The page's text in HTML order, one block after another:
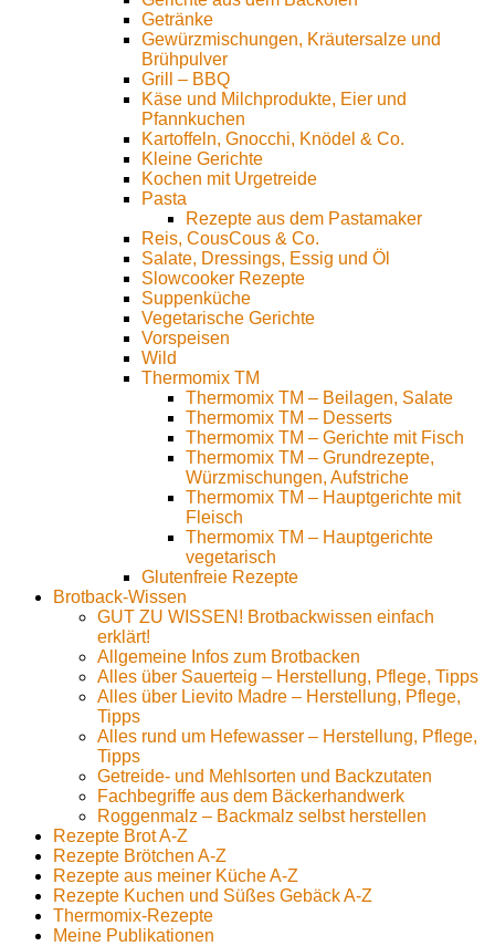
Getränke
Gewürzmischungen, Kräutersalze und
Brühpulver
Grill – BBQ
Käse und Milchprodukte, Eier und
Pfannkuchen
Kartoffeln, Gnocchi, Knödel & Co.
Kleine Gerichte
Kochen mit Urgetreide
Pasta
Rezepte aus dem Pastamaker
Reis, CousCous & Co.
Salate, Dressings, Essig und Öl
Slowcooker Rezepte
Suppenküche
Vegetarische Gerichte
Vorspeisen
Wild
Thermomix TM
Thermomix TM – Beilagen, Salate
Thermomix TM – Desserts
Thermomix TM – Gerichte mit Fisch
Thermomix TM – Grundrezepte,
Würzmischungen, Aufstriche
Thermomix TM – Hauptgerichte mit
Fleisch
Thermomix TM – Hauptgerichte
vegetarisch
Glutenfreie Rezepte
Brotback-Wissen
GUT ZU WISSEN! Brotbackwissen einfach
erklärt!
Allgemeine Infos zum Brotbacken
Alles über Sauerteig – Herstellung, Pflege, Tipps
Alles über Lievito Madre – Herstellung, Pflege,
Tipps
Alles rund um Hefewasser – Herstellung, Pflege,
Tipps
Getreide- und Mehlsorten und Backzutaten
Fachbegriffe aus dem Bäckerhandwerk
Roggenmalz – Backmalz selbst herstellen
Rezepte Brot A-Z
Rezepte Brötchen A-Z
Rezepte aus meiner Küche A-Z
Rezepte Kuchen und Süßes Gebäck A-Z
Thermomix-Rezepte
Meine Publikationen